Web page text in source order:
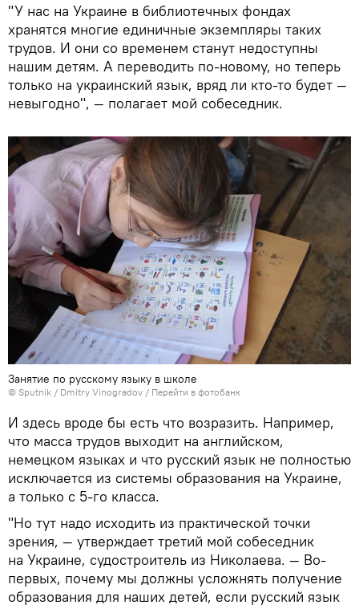
"У нас на Украине в библиотечных фондах
хранятся многие единичные экземпляры таких
трудов. И они со временем станут недоступны
нашим детям. А переводить по-новому, но теперь
только на украинский язык, вряд ли кто-то будет —
невыгодно", — полагает мой собеседник.
Занятие по русскому языку в школе
© Sputnik / Dmitry Vinogradov / Перейти в фотобанк
И здесь вроде бы есть что возразить. Например,
что масса трудов выходит на английском,
немецком языках и что русский язык не полностью
исключается из системы образования на Украине,
а только с 5-го класса.
"Но тут надо исходить из практической точки
зрения, — утверждает третий мой собеседник
на Украине, судостроитель из Николаева. — Во-
первых, почему мы должны усложнять получение
образования для наших детей, если русский язык